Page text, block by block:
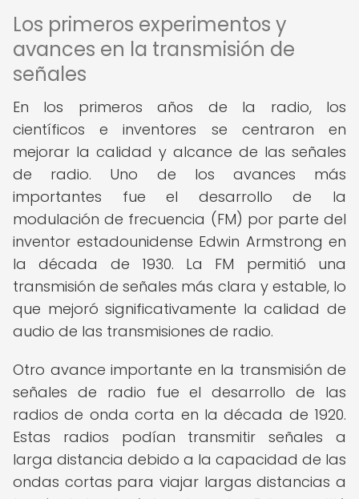
Los primeros experimentos y
avances en la transmisión de
señales
En los primeros años de la radio, los
científicos e inventores se centraron en
mejorar la calidad y alcance de las señales
de radio. Uno de los avances más
importantes fue el desarrollo de la
modulación de frecuencia (FM) por parte del
inventor estadounidense Edwin Armstrong en
la década de 1930. La FM permitió una
transmisión de señales más clara y estable, lo
que mejoró significativamente la calidad de
audio de las transmisiones de radio.
Otro avance importante en la transmisión de
señales de radio fue el desarrollo de las
radios de onda corta en la década de 1920.
Estas radios podían transmitir señales a
larga distancia debido a la capacidad de las
ondas cortas para viajar largas distancias a